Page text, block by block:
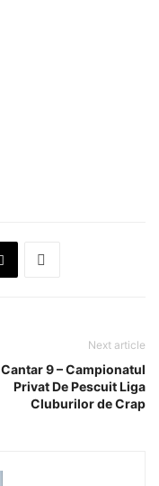
Next article
Cantar 9 – Campionatul
Privat De Pescuit Liga
Cluburilor de Crap